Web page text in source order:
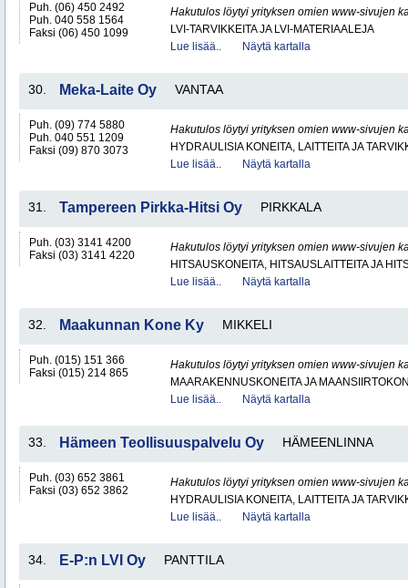
Puh. (06) 450 2492
Puh. 040 558 1564
Faksi (06) 450 1099
Hakutulos löytyi yrityksen omien www-sivujen
LVI-TARVIKKEITA JA LVI-MATERIAALEJA
Lue lisää..
Näytä kartalla
30. Meka-Laite Oy VANTAA
Puh. (09) 774 5880
Puh. 040 551 1209
Faksi (09) 870 3073
Hakutulos löytyi yrityksen omien www-sivujen
HYDRAULISIA KONEITA, LAITTEITA JA
Lue lisää..
Näytä kartalla
31. Tampereen Pirkka-Hitsi Oy PIRKKALA
Puh. (03) 3141 4200
Faksi (03) 3141 4220
Hakutulos löytyi yrityksen omien www-sivujen
HITSAUSKONEITA, HITSAUSLAITTEITA JA
Lue lisää..
Näytä kartalla
32. Maakunnan Kone Ky MIKKELI
Puh. (015) 151 366
Faksi (015) 214 865
Hakutulos löytyi yrityksen omien www-sivujen
MAARAKENNUSKONEITA JA
Lue lisää..
Näytä kartalla
33. Hämeen Teollisuuspalvelu Oy HÄMEENLINNA
Puh. (03) 652 3861
Faksi (03) 652 3862
Hakutulos löytyi yrityksen omien www-sivujen
HYDRAULISIA KONEITA, LAITTEITA JA
Lue lisää..
Näytä kartalla
34. E-P:n LVI Oy PANTTILA